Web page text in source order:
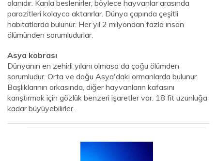
olanıdır. Kanla beslenirler, böylece hayvanlar arasında
parazitleri kolayca aktarırlar. Dünya çapında çeşitli
habitatlarda bulunur. Her yıl 2 milyondan fazla insan
ölümünden sorumludurlar.
Asya kobrası
Dünyanın en zehirli yılanı olmasa da çoğu ölümden
sorumludur. Orta ve doğu Asya'daki ormanlarda bulunur.
Başlıklarının arkasında, diğer hayvanların kafasını
karıştırmak için gözlük benzeri işaretler var. 18 fit uzunluğa
kadar büyüyebilirler.